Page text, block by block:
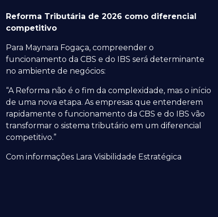
Reforma Tributária de 2026 como diferencial
competitivo
Para Maynara Fogaça, compreender o
funcionamento da CBS e do IBS será determinante
no ambiente de negócios:
“A Reforma não é o fim da complexidade, mas o início
de uma nova etapa. As empresas que entenderem
rapidamente o funcionamento da CBS e do IBS vão
transformar o sistema tributário em um diferencial
competitivo.”
Com informações Lara Visibilidade Estratégica